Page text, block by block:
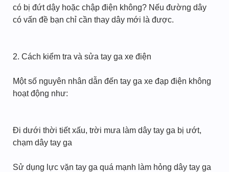
có bị đứt dậy hoặc chập điện không? Nếu đường dây
có vấn đề bạn chỉ cần thay dây mới là được.
2. Cách kiểm tra và sửa tay ga xe điện
Một số nguyên nhân dẫn đến tay ga xe đạp điện không
hoạt động như:
Đi dưới thời tiết xấu, trời mưa làm dây tay ga bị ướt,
chạm dây tay ga
Sử dụng lực vặn tay ga quá mạnh làm hỏng dây tay ga